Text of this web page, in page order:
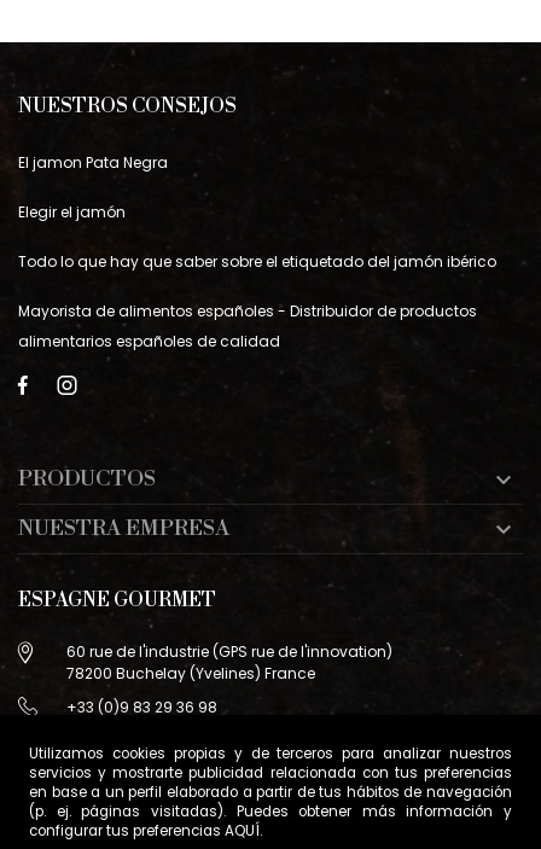
Utilizamos cookies propias y de terceros para analizar nuestros
servicios y mostrarte publicidad relacionada con tus preferencias
en base a un perfil elaborado a partir de tus hábitos de navegación
(p. ej. páginas visitadas). Puedes obtener más información y
configurar tus preferencias AQUÍ.
NUESTROS CONSEJOS
El jamon Pata Negra
Elegir el jamón
Todo lo que hay que saber sobre el etiquetado del jamón ibérico
Mayorista de alimentos españoles - Distribuidor de productos
alimentarios españoles de calidad
PRODUCTOS 
NUESTRA EMPRESA 
ESPAGNE GOURMET
60 rue de l'industrie (GPS rue de l'innovation)
78200 Buchelay (Yvelines) France
+33 (0)9 83 29 36 98
78200 Buchelay (Yvelines) France
Contáctanos